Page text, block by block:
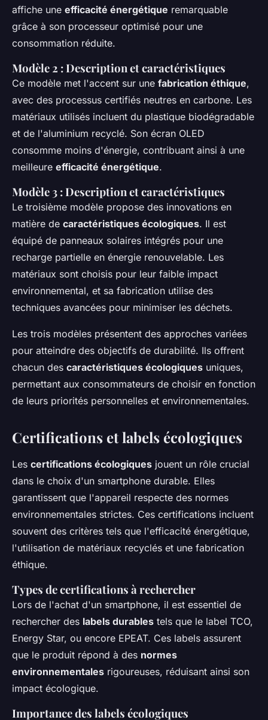
affiche une efficacité énergétique remarquable
grâce à son processeur optimisé pour une
consommation réduite.
Modèle 2 : Description et caractéristiques
Ce modèle met l'accent sur une fabrication éthique,
avec des processus certifiés neutres en carbone. Les
matériaux utilisés incluent du plastique biodégradable
et de l'aluminium recyclé. Son écran OLED
consomme moins d'énergie, contribuant ainsi à une
meilleure efficacité énergétique.
Modèle 3 : Description et caractéristiques
Le troisième modèle propose des innovations en
matière de caractéristiques écologiques. Il est
équipé de panneaux solaires intégrés pour une
recharge partielle en énergie renouvelable. Les
matériaux sont choisis pour leur faible impact
environnemental, et sa fabrication utilise des
techniques avancées pour minimiser les déchets.
Les trois modèles présentent des approches variées
pour atteindre des objectifs de durabilité. Ils offrent
chacun des caractéristiques écologiques uniques,
permettant aux consommateurs de choisir en fonction
de leurs priorités personnelles et environnementales.
Certifications et labels écologiques
Les certifications écologiques jouent un rôle crucial
dans le choix d'un smartphone durable. Elles
garantissent que l'appareil respecte des normes
environnementales strictes. Ces certifications incluent
souvent des critères tels que l'efficacité énergétique,
l'utilisation de matériaux recyclés et une fabrication
éthique.
Types de certifications à rechercher
Lors de l'achat d'un smartphone, il est essentiel de
rechercher des labels durables tels que le label TCO,
Energy Star, ou encore EPEAT. Ces labels assurent
que le produit répond à des normes
environnementales rigoureuses, réduisant ainsi son
impact écologique.
Importance des labels écologiques